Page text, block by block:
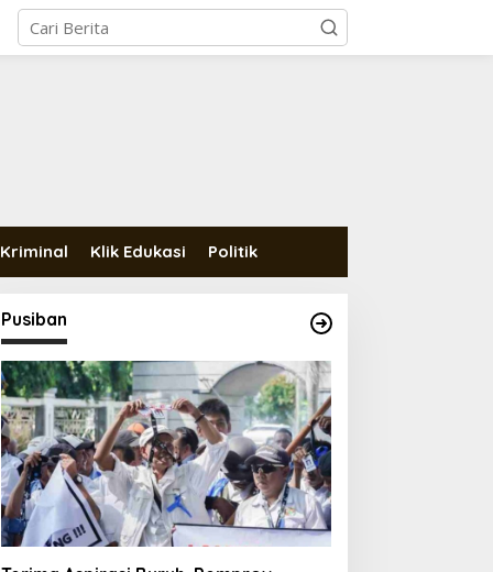
Klik Edukasi Politik
Pusiban